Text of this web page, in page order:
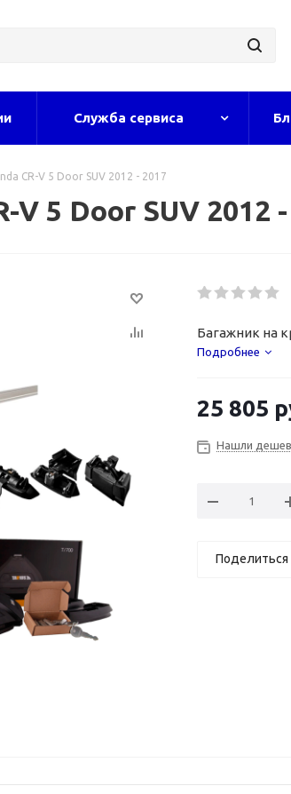
Служба сервиса
CR-V 5 Door SUV 2012 - 2017
5 Door SUV 2012
Багажник на
Подробнее
25 805
Нашли
Поделиться